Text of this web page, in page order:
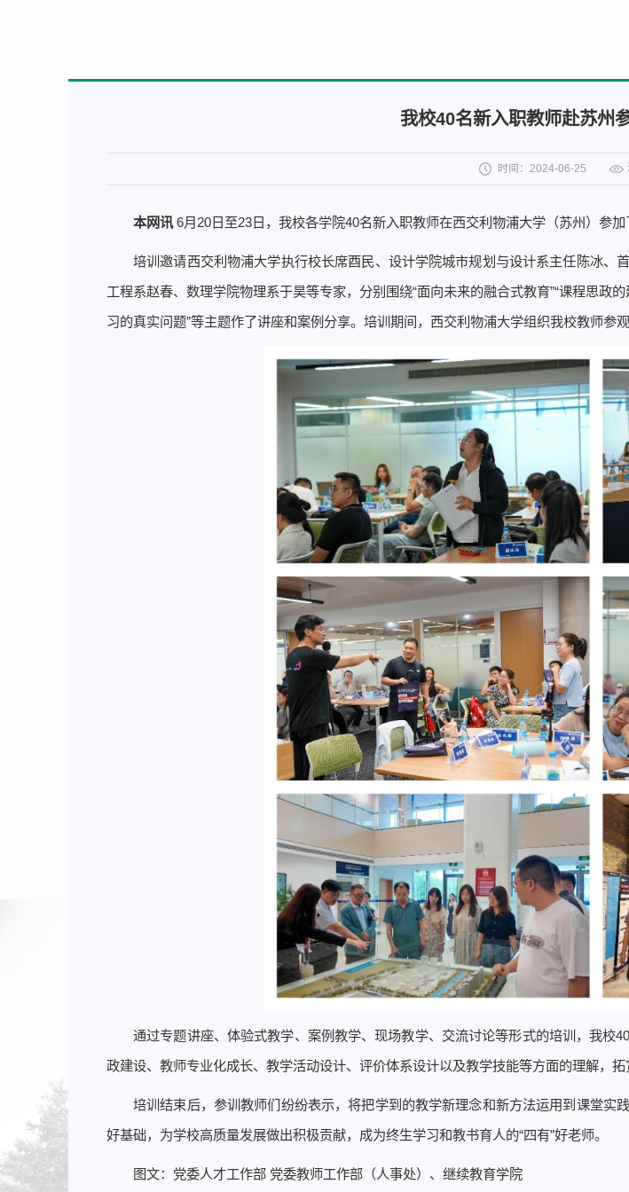
我校40名新入职教师赴苏州
时间：2024-06-25
本网讯6月20日至23日，我校各学院40名新入职教师在西交利物浦大学（苏州）参
培训邀请西交利物浦大学执行校长席酉民、设计学院城市规划与设计系主任陈冰
工程系赵春、数理学院物理系于昊等专家，分别围绕“面向未来的融合式教育”“课程思政
习的真实问题”等主题作了讲座和案例分享。培训期间，西交利物浦大学组织我校教师参
通过专题讲座、体验式教学、案例教学、现场教学、交流讨论等形式的培训，我
政建设、教师专业化成长、教学活动设计、评价体系设计以及教学技能等方面的理解，拓
培训结束后，参训教师们纷纷表示，将把学到的教学新理念和新方法运用到课堂
好基础，为学校高质量发展做出积极贡献，成为终生学习和教书育人的“四有”好老师。
图文：党委人才工作部 党委教师工作部（人事处）、继续教育学院